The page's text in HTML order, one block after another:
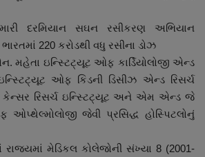
દરમિયાન સઘન રસીકરણ અભિયાન
220 કરોડથી વધુ રસીના ડોઝ
મહેતા ઇન્સ્ટિટ્યૂટ ઓફ કાર્ડિયોલોજી એન્ડ
ઓફ કિડની ડિસીઝ એન્ડ રિસર્ચ
કેન્સર રિસર્ચ ઇન્સ્ટિટ્યૂટ અને એમ એન્ડ જે
ઓપ્થેલ્મોલોજી જેવી પ્રસિદ્ધ હોસ્પિટલોનું
રાજ્યમાં મેડિકલ કોલેજોની સંખ્યા 8 (2001-